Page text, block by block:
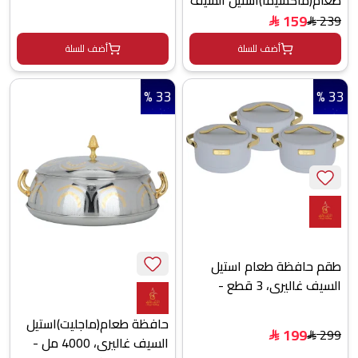
فضي
239
$
159
$
أضف للسلة أضف للسلة
طقم حافظة طعام استيل
السيف غاليري، 3 قطع -
299
$
199
$
33 %
حافظة طعام(ماجليت)استيل
السيف غاليري، 4000 مل -
33 %